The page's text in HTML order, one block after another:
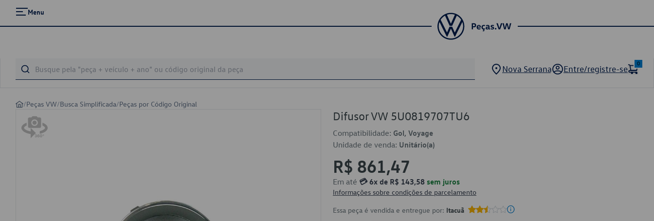
Menu
Nova Serrana Entre/registre-se
0
/Peças VW/Busca Simplificada/Peças por Código Original
Difusor VW 5U0819707TU6
Compatibilidade: Gol, Voyage
Unidade de venda: Unitário(a)
R$ 861,47
Em até 💳 6x de R$ 143,58 sem juros
Informações sobre condições de parcelamento
Essa peça é vendida e entregue por: Itacuã